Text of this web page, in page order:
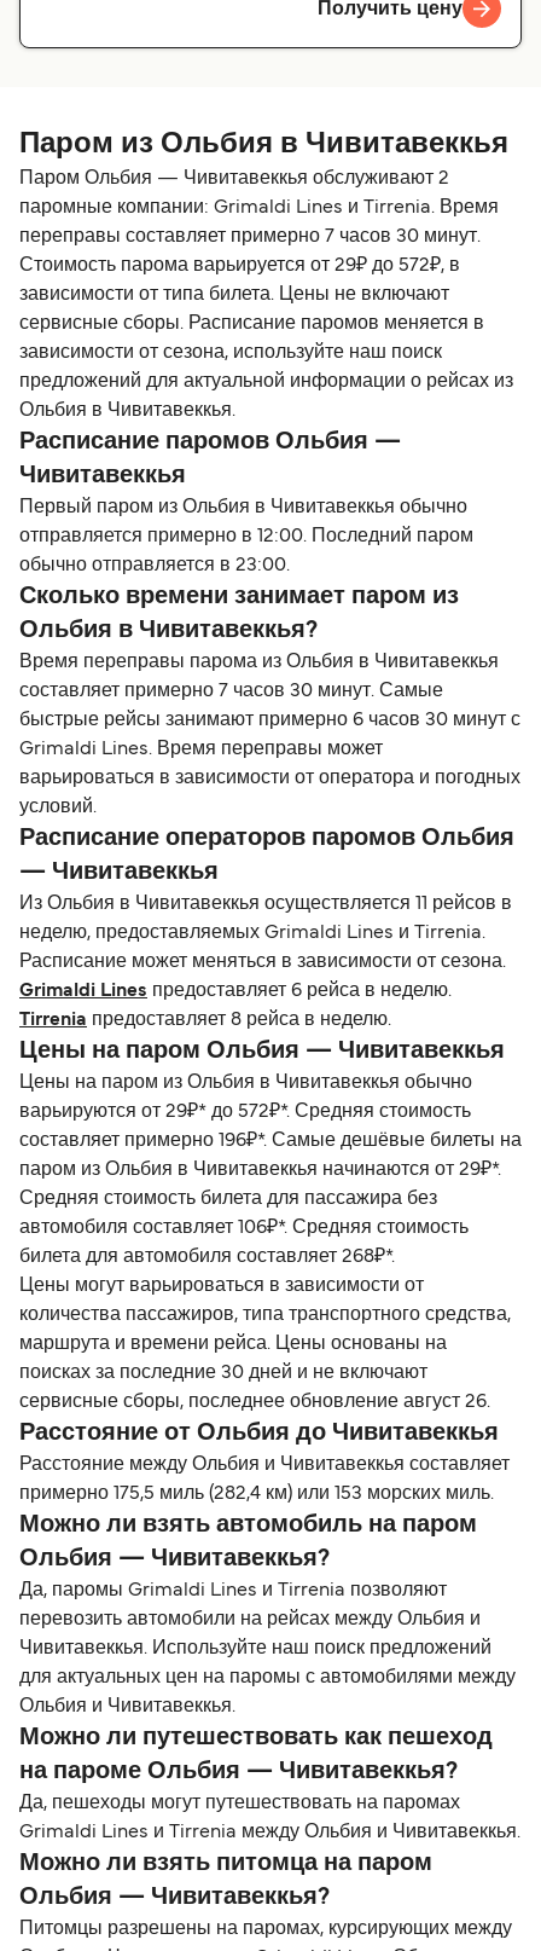
Получить цену
Паром из Ольбия в Чивитавеккья
Паром Ольбия — Чивитавеккья обслуживают 2
паромные компании: Grimaldi Lines и Tirrenia. Время
переправы составляет примерно 7 часов 30 минут.
Стоимость парома варьируется от 29₽ до 572₽, в
зависимости от типа билета. Цены не включают
сервисные сборы. Расписание паромов меняется в
зависимости от сезона, используйте наш поиск
предложений для актуальной информации о рейсах из
Ольбия в Чивитавеккья.
Расписание паромов Ольбия —
Чивитавеккья
Первый паром из Ольбия в Чивитавеккья обычно
отправляется примерно в 12:00. Последний паром
обычно отправляется в 23:00.
Сколько времени занимает паром из
Ольбия в Чивитавеккья?
Время переправы парома из Ольбия в Чивитавеккья
составляет примерно 7 часов 30 минут. Самые
быстрые рейсы занимают примерно 6 часов 30 минут с
Grimaldi Lines. Время переправы может
варьироваться в зависимости от оператора и погодных
условий.
Расписание операторов паромов Ольбия
— Чивитавеккья
Из Ольбия в Чивитавеккья осуществляется 11 рейсов в
неделю, предоставляемых Grimaldi Lines и Tirrenia.
Расписание может меняться в зависимости от сезона.
Grimaldi Lines предоставляет 6 рейса в неделю.
Tirrenia предоставляет 8 рейса в неделю.
Цены на паром Ольбия — Чивитавеккья
Цены на паром из Ольбия в Чивитавеккья обычно
варьируются от 29₽* до 572₽*. Средняя стоимость
составляет примерно 196₽*. Самые дешёвые билеты на
паром из Ольбия в Чивитавеккья начинаются от 29₽*.
Средняя стоимость билета для пассажира без
автомобиля составляет 106₽*. Средняя стоимость
билета для автомобиля составляет 268₽*.
Цены могут варьироваться в зависимости от
количества пассажиров, типа транспортного средства,
маршрута и времени рейса. Цены основаны на
поисках за последние 30 дней и не включают
сервисные сборы, последнее обновление август 26.
Расстояние от Ольбия до Чивитавеккья
Расстояние между Ольбия и Чивитавеккья составляет
примерно 175,5 миль (282,4 км) или 153 морских миль.
Можно ли взять автомобиль на паром
Ольбия — Чивитавеккья?
Да, паромы Grimaldi Lines и Tirrenia позволяют
перевозить автомобили на рейсах между Ольбия и
Чивитавеккья. Используйте наш поиск предложений
для актуальных цен на паромы с автомобилями между
Ольбия и Чивитавеккья.
Можно ли путешествовать как пешеход
на пароме Ольбия — Чивитавеккья?
Да, пешеходы могут путешествовать на паромах
Grimaldi Lines и Tirrenia между Ольбия и Чивитавеккья.
Можно ли взять питомца на паром
Ольбия — Чивитавеккья?
Питомцы разрешены на паромах, курсирующих между